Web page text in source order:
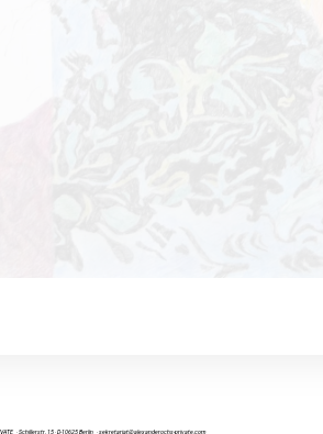
· Schillerstr. 15 · D-10625 Berlin ·sekretariat@alexanderochs-private.com